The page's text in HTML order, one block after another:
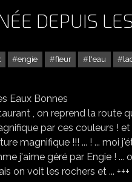
DEPUIS
engie fleur l'eau
, on reprend la route
par ces couleurs !
magnifique !!! ... ! ... moi
j'aime géré par Engie ! ...
on voit les rochers et ...